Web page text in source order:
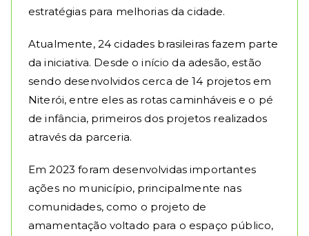
estratégias para melhorias da cidade.
Atualmente, 24 cidades brasileiras fazem parte
da iniciativa. Desde o início da adesão, estão
sendo desenvolvidos cerca de 14 projetos em
Niterói, entre eles as rotas caminháveis e o pé
de infância, primeiros dos projetos realizados
através da parceria.
Em 2023 foram desenvolvidas importantes
ações no município, principalmente nas
comunidades, como o projeto de
amamentação voltado para o espaço público,